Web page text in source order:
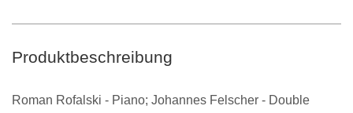
Produktbeschreibung
Roman Rofalski - Piano; Johannes Felscher - Double